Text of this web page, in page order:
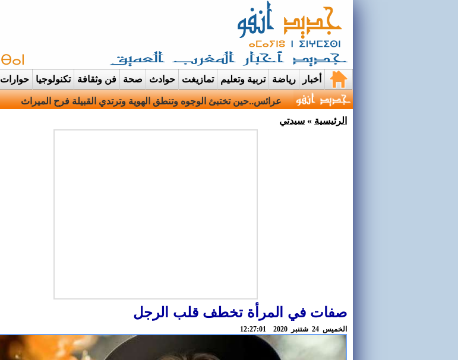
أخبار رياضة تربية وتعليم تمازيغت حوادث صحة فن وثقافة تكنولوجيا حوارات
عرائس..حين تختبئ الوجوه وتنطق الهوية وترتدي القبيلة فرح الميراث
الرئيسية » سيدتي
صفات في المرأة تخطف قلب الرجل
الخميس 24 شتنبر 2020 12:27:01